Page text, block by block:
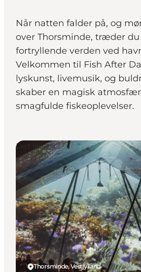
Når natten falder på, og
over Thorsminde, træder
fortryllende verden ved
Velkommen til Fish After
lyskunst, livemusik, og
skaber en magisk
smagfulde fiskeoplevelser.
Thorsminde, Vestjylland
Det sker